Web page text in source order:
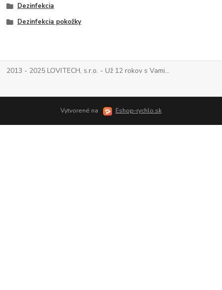
Dezinfekcia
Dezinfekcia pokožky
2013 - 2025 LOVITECH, s.r.o. - Už 12 rokov s Vami...
Vytvorené na Eshop-rychlo.sk